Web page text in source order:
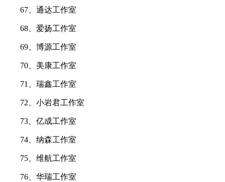
67、通达工作室
68、爱扬工作室
69、博源工作室
70、美康工作室
71、瑞鑫工作室
72、小岩君工作室
73、亿成工作室
74、纳森工作室
75、维航工作室
76、华瑞工作室